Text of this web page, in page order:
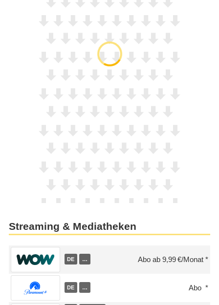
Streaming & Mediatheken
DE … Abo ab 9,99 €/Monat
DE … Abo